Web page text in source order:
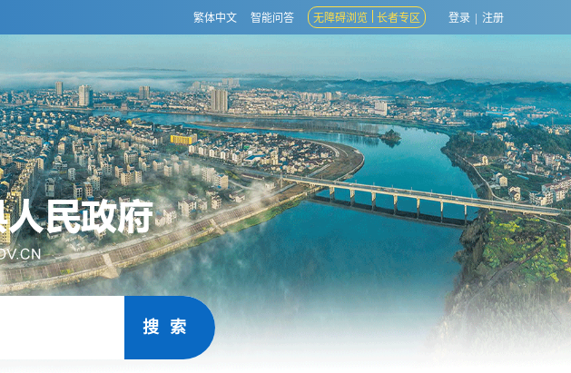
繁体中文 智能问答 无障碍浏览 长者专区 登录 | 注册